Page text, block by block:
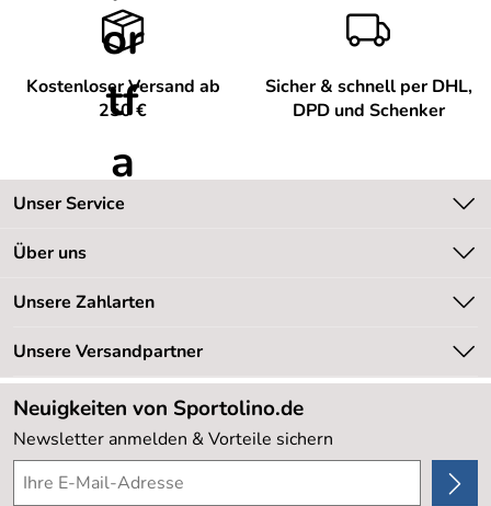
Kostenloser Versand ab
250 €
Sicher & schnell per DHL,
DPD und Schenker
Unser Service
Kontakt
Newsletter
Retourenabwicklung
Lieferbedingungen
Kundenlogin
Über uns
Unsere Bestseller
Neu
Sale %
Kundenbewertungen (20.177)
4,8/5*****
Unsere Zahlarten
Unsere Versandpartner
Neuigkeiten von Sportolino.de
Newsletter anmelden & Vorteile sichern